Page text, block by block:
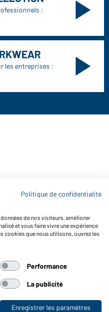
particuliers
:
les entreprises :
catalogues
de cookies
Accessibilité
Politique de confidentialité
de nos visiteurs, améliorer
et vous faire vivre une expérience
cookies que nous utilisons, ouvrez les
Performance
La publicité
Enregistrer les paramètres